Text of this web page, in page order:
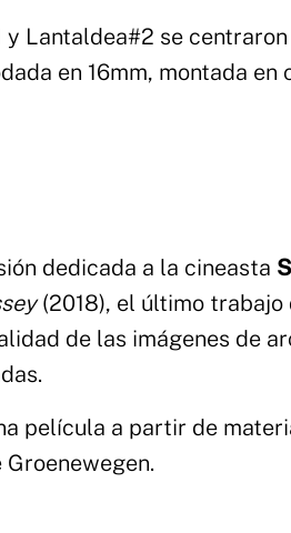
Lantaldea#2 se
en 16mm, montada en
dedicada a la cineasta
(2018), el último trabajo
de las imágenes de
película a partir de